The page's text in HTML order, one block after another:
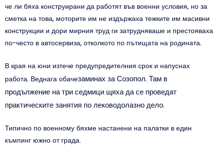
че ли бяха конструирани да работят във военни условия, но за
сметка на това, моторите им не издържаха тежките им масивни
конструкции и дори мирния труд ги затрудняваше и престояваха
по-често в автосервиза, отколкото по пътищата на родината.
В края на юни изтече предупредителния срок и напуснах
работа. Веднага обачезаминах за Созопол. Там в
продължение на три седмици щяха да се проведат
практическите занятия по леководолазно дело.
Типично по военному бяхме настанени на палатки в един
къмпинг южно от града.